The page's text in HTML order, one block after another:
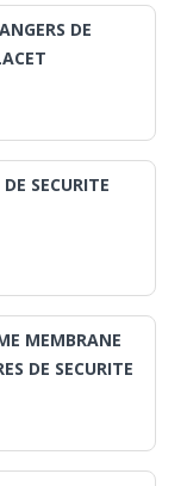
DE
SECURITE
MEMBRANE
DE SECURITE